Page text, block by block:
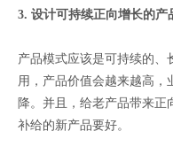
3. 设计可持续正向增长的产
产品模式应该是可持续的、
用，产品价值会越来越高，
降。并且，给老产品带来
补给的新产品要好。